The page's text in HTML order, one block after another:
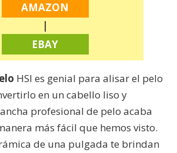
AMAZON
|
EBAY
HSI es genial para alisar el pelo
en un cabello liso y
profesional de pelo acaba
más fácil que hemos visto.
de una pulgada te brindan